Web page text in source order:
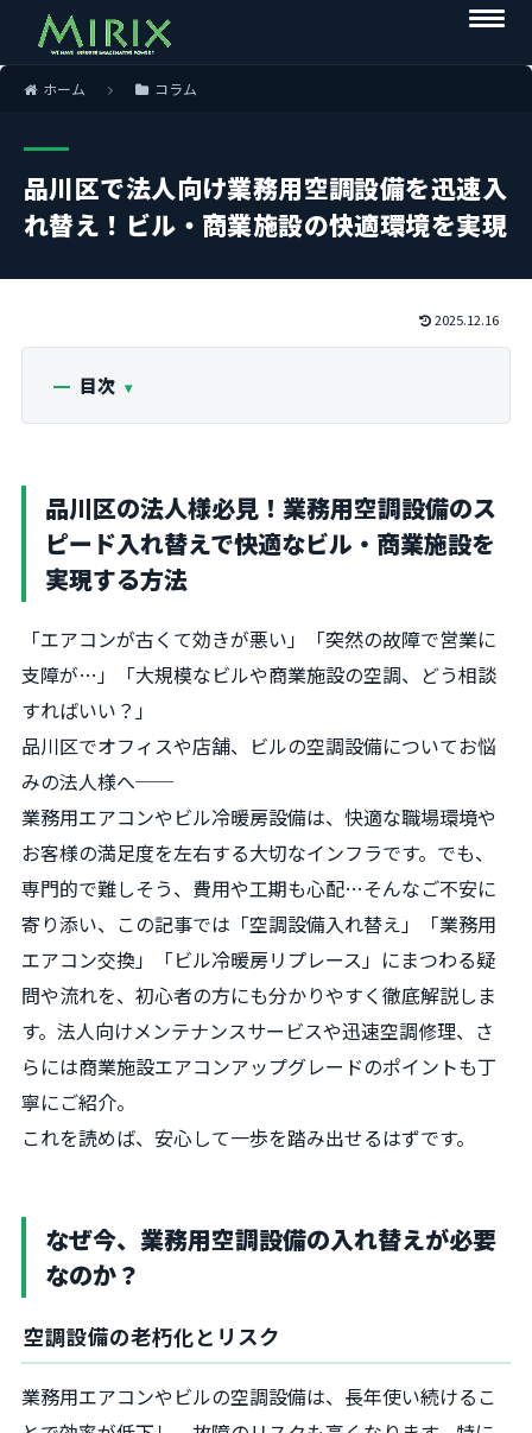
ホーム コラム
品川区で法人向け業務用空調設備を迅速入
れ替え！ビル・商業施設の快適環境を実現
2025.12.16
目次
品川区の法人様必見！業務用空調設備のス
ピード入れ替えで快適なビル・商業施設を
実現する方法
「エアコンが古くて効きが悪い」「突然の故障で営業に
支障が…」「大規模なビルや商業施設の空調、どう相談
すればいい？」
品川区でオフィスや店舗、ビルの空調設備についてお悩
みの法人様へ──
業務用エアコンやビル冷暖房設備は、快適な職場環境や
お客様の満足度を左右する大切なインフラです。でも、
専門的で難しそう、費用や工期も心配…そんなご不安に
寄り添い、この記事では「空調設備入れ替え」「業務用
エアコン交換」「ビル冷暖房リプレース」にまつわる疑
問や流れを、初心者の方にも分かりやすく徹底解説しま
す。法人向けメンテナンスサービスや迅速空調修理、さ
らには商業施設エアコンアップグレードのポイントも丁
寧にご紹介。
これを読めば、安心して一歩を踏み出せるはずです。
なぜ今、業務用空調設備の入れ替えが必要
なのか？
空調設備の老朽化とリスク
業務用エアコンやビルの空調設備は、長年使い続けるこ